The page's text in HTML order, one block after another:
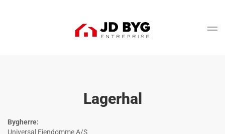
Gå til hovedindhold
Lagerhal
Bygherre:
Universal Ejendomme A/S